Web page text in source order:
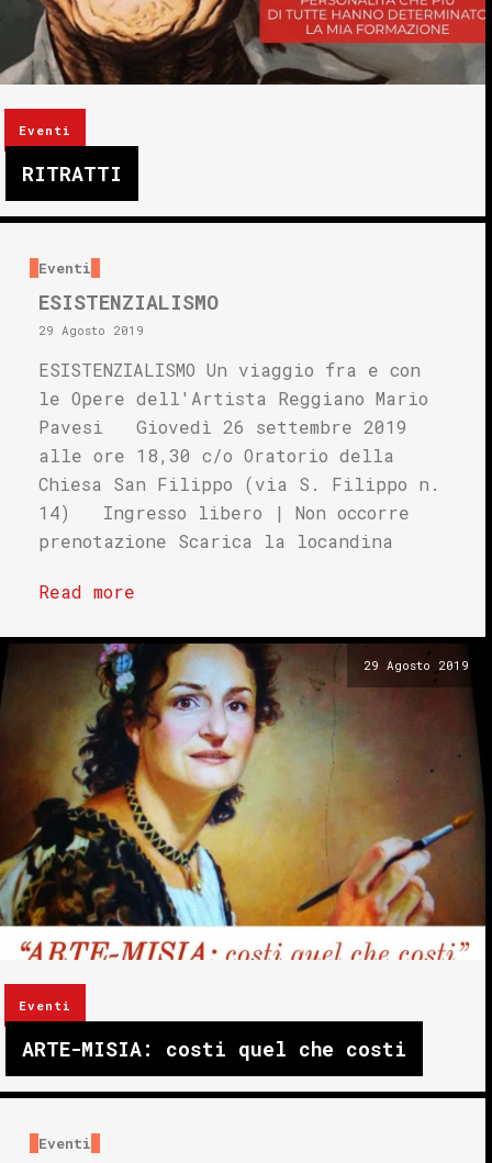
Eventi
RITRATTI
Eventi
ESISTENZIALISMO
29 Agosto 2019
ESISTENZIALISMO Un viaggio fra e con
le Opere dell'Artista Reggiano Mario
Pavesi Giovedì 26 settembre 2019
alle ore 18,30 c/o Oratorio della
Chiesa San Filippo (via S. Filippo n.
14) Ingresso libero | Non occorre
prenotazione Scarica la locandina
Read more
29 Agosto 2019
Eventi
ARTE-MISIA: costi quel che costi
Eventi